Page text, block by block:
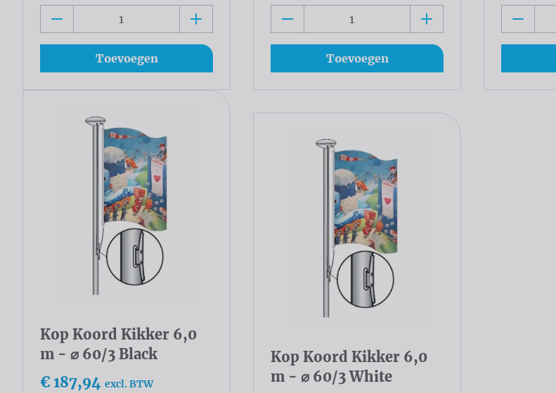
Toevoegen Toevoegen
Kop Koord Kikker 6,0
m - ⌀ 60/3 Black
€ 187,94 excl. BTW
Kop Koord Kikker 6,0
m - ⌀ 60/3 White